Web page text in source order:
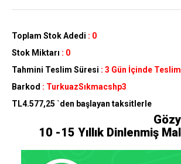
Toplam Stok Adedi : 0
Stok Miktarı : 0
Tahmini Teslim Süresi : 3 Gün İçinde Teslim
Barkod : TurkuazSıkmacshp3
TL4.577,25 `den başlayan taksitlerle
10 -15 Yıllık Dinlenmiş